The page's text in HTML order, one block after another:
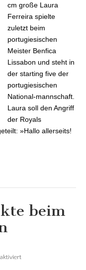
cm große Laura
Ferreira spielte
zuletzt beim
portugiesischen
Meister Benfica
Lissabon und steht in
der starting five der
portugiesischen
National-mannschaft.
Laura soll den Angriff
der Royals
»Hallo allerseits!
beim